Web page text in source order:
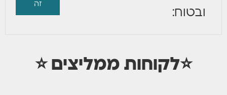
ובטוח:
זה
⭐לקוחות ממליצים ⭐